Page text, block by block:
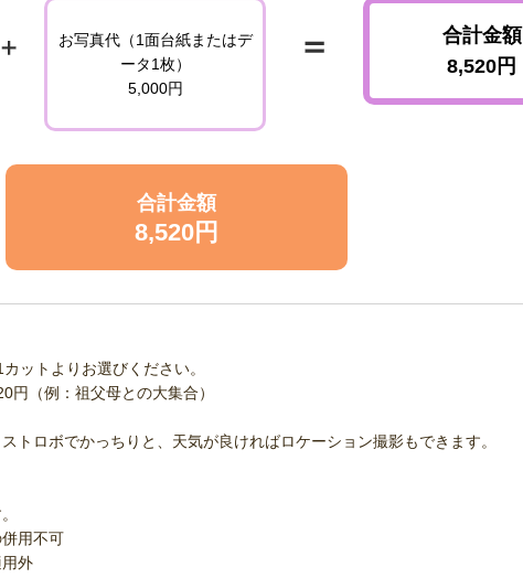
お写真代（1面台紙またはデ
ータ1枚）
5,000円
合計金額
8,520円
合計金額
8,520円
ットよりお選びください。
円（例：祖父母との大集合）
トロボでかっちりと、天気が良ければロケーション撮影もできます。
用不可
外